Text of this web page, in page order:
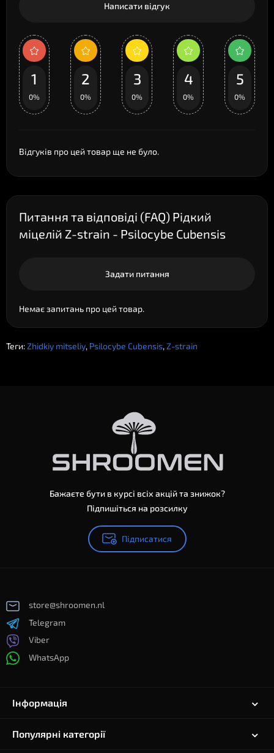
Написати відгук
1
0%
2
0%
3
0%
4
0%
5
0%
Відгуків про цей товар ще не було.
Питання та відповіді (FAQ) Рідкий
міцелій Z-strain - Psilocybe Cubensis
Задати питання
Немає запитань про цей товар.
Теги:Zhidkiy mitseliy, Psilocybe Cubensis,Z-strain
Бажаєте бути в курсі всіх акцій та знижок?
Підпишіться на розсилку
Підписатися
store@shroomen.nl
Telegram
Viber
WhatsApp
Інформація
Популярні категорії